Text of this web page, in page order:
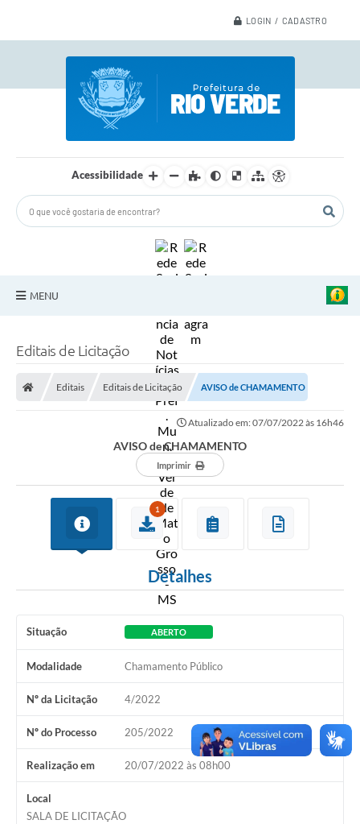
LOGIN / CADASTRO
Acessibilidade
MENU
Transparência RPPS
Governança
Legislação
LGPD - Lei Geral de Proteção de Dados
ITR
Editais de Licitação
Editais Editais de Licitação AVISO de CHAMAMENTO
Atualizado em: 07/07/2022 às 16h46
AVISO de CHAMAMENTO
Imprimir
1
Detalhes
Situação ABERTO
Modalidade Chamamento Público
Nº da Licitação 4/2022
Nº do Processo 205/2022
Realização em 20/07/2022 às 08h00
Local
SALA DE LICITAÇÃO